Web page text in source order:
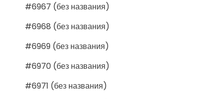
#6967 (без названия)
#6968 (без названия)
#6969 (без названия)
#6970 (без названия)
#6971 (без названия)